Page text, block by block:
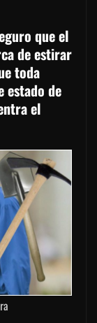
que el
de estirar
toda
estado de
el